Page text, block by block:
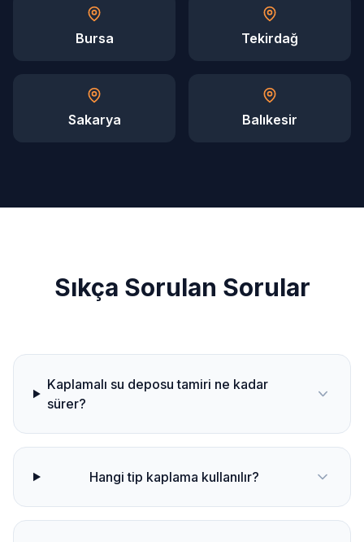
Bursa Tekirdağ
Sakarya Balıkesir
Sıkça Sorulan Sorular
Kaplamalı su deposu tamiri ne kadar
sürer?
Hangi tip kaplama kullanılır?